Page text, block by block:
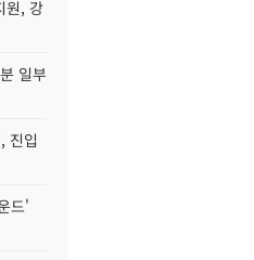
원, 강
일부
진입
드'